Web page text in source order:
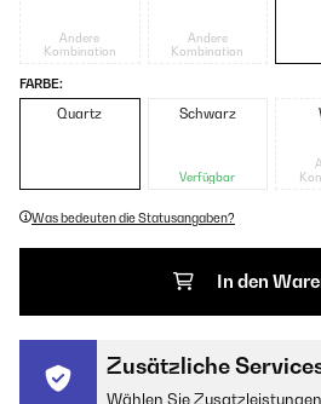
Andere
Kombination
Andere
Kombination
FARBE:
Quartz Schwarz
Verfügbar
Was bedeuten die Statusangaben?
In den
Zusätzliche
Wählen Sie